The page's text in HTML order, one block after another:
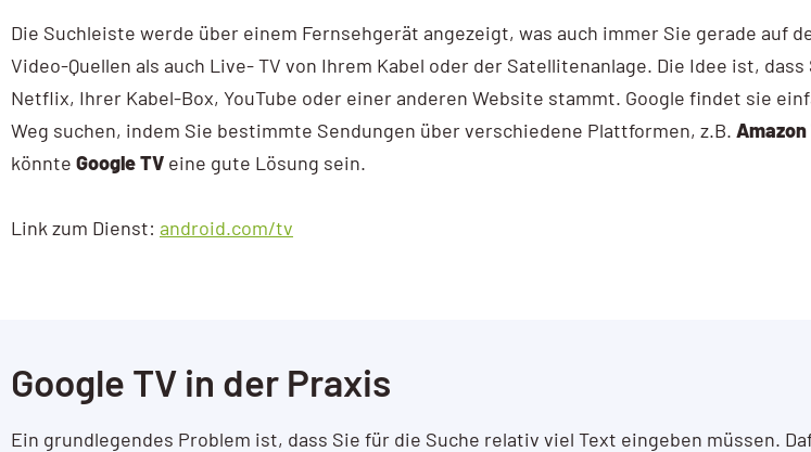
Data Studio
Die Suchleiste werde über einem Fernsehgerät angezeigt, was auch immer Sie gerade auf
Video-Quellen als auch Live- TV von Ihrem Kabel oder der Satellitenanlage. Die Idee ist,
Netflix, Ihrer Kabel-Box, YouTube oder einer anderen Website stammt. Google findet sie
Weg suchen, indem Sie bestimmte Sendungen über verschiedene Plattformen, z.B. Amazon
könnte Google TV eine gute Lösung sein.
Link zum Dienst: android.com/tv
Google TV in der Praxis
Ein grundlegendes Problem ist, dass Sie für die Suche relativ viel Text eingeben müssen.